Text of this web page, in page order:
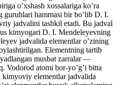
o’xshash xossalariga ko’ra
guruhlari hammasi bir bo’lib D. I.
jadvalini tashkil etadi. Bu jadval
kimyogari D. I. Mendeleyevning
jadvalida elementlar o’zining
Elementning tartib
musbat zarralar —
Vodorod atomi bor-yo’g’i bitta
kimyoviy elementlar jadvalida